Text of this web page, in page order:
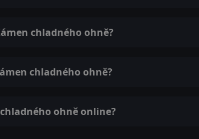
chladného ohně?
chladného ohně?
ohně online?